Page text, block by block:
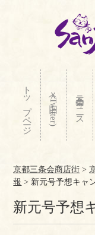
トップページ Ｘ(旧Twitter) 三条会ニュース
京都三条会商店街 >
報 > 新元号予想キャ
新元号予想